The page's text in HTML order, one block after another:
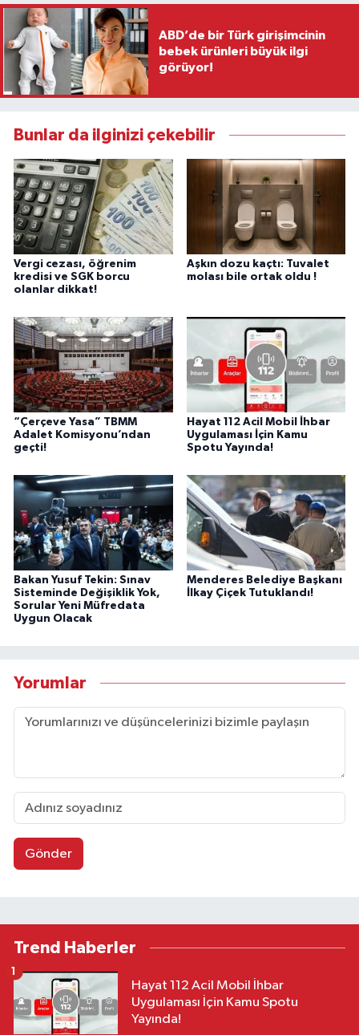
ABD’de bir Türk girişimcinin
bebek ürünleri büyük ilgi
görüyor!
Bunlar da ilginizi çekebilir
Vergi cezası, öğrenim
kredisi ve SGK borcu
olanlar dikkat!
Aşkın dozu kaçtı: Tuvalet
molası bile ortak oldu !
“Çerçeve Yasa” TBMM
Adalet Komisyonu’ndan
geçti!
Hayat 112 Acil Mobil İhbar
Uygulaması İçin Kamu
Spotu Yayında!
Bakan Yusuf Tekin: Sınav
Sisteminde Değişiklik Yok,
Sorular Yeni Müfredata
Uygun Olacak
Menderes Belediye Başkanı
İlkay Çiçek Tutuklandı!
Yorumlar
Gönder
Trend Haberler
Hayat 112 Acil Mobil İhbar
Uygulaması İçin Kamu Spotu
Yayında!
1